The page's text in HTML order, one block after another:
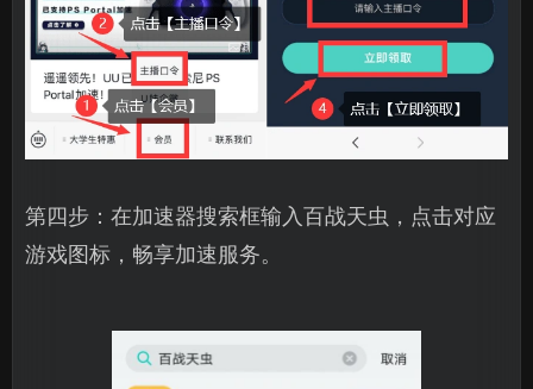
第四步：在加速器搜索框输入百战天虫，点击对应
游戏图标，畅享加速服务。